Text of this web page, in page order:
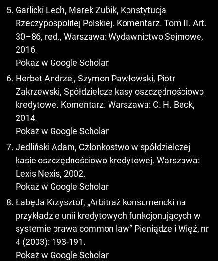
Garlicki Lech, Marek Zubik, Konstytucja
Rzeczypospolitej Polskiej. Komentarz. Tom II. Art.
30–86, red., Warszawa: Wydawnictwo Sejmowe,
2016.
Pokaż w Google Scholar
Herbet Andrzej, Szymon Pawłowski, Piotr
Zakrzewski, Spółdzielcze kasy oszczędnościowo
kredytowe. Komentarz. Warszawa: C. H. Beck,
2014.
Pokaż w Google Scholar
Jedliński Adam, Członkostwo w spółdzielczej
kasie oszczędnościowo-kredytowej. Warszawa:
Lexis Nexis, 2002.
Pokaż w Google Scholar
Łabęda Krzysztof, „Arbitraż konsumencki na
przykładzie unii kredytowych funkcjonujących w
systemie prawa common law” Pieniądze i Więź, nr
4 (2003): 193-191.
Pokaż w Google Scholar